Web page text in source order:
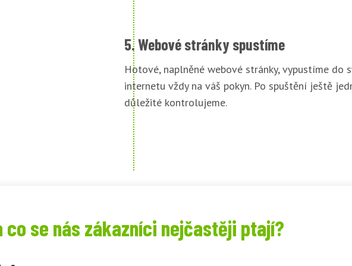
5. Webové stránky spustíme
Hotové, naplněné webové stránky, vypustíme do
internetu vždy na váš pokyn. Po spuštění ještě
důležité kontrolujeme.
co se nás zákazníci nejčastěji ptají?